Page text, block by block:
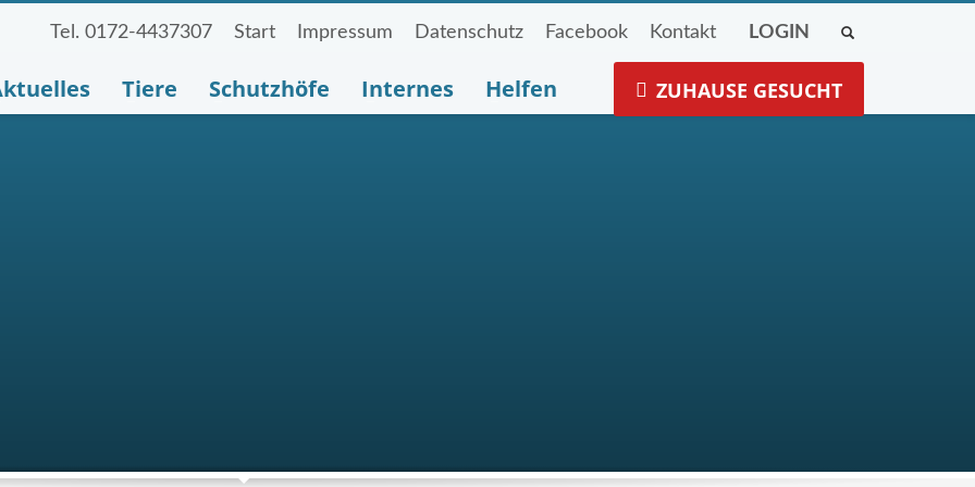
Tel. 0172-4437307 Start Impressum Datenschutz Facebook Kontakt LOGIN
Tiere Schutzhöfe Internes Helfen ZUHAUSE GESUCHT